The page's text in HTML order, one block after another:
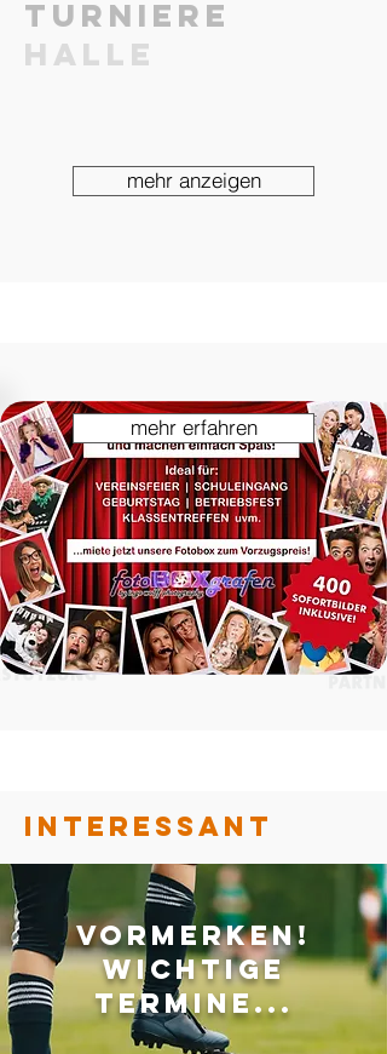
Turniere
Halle
mehr anzeigen
mehr erfahren
Interessant
Vormerken!
Wichtige
Termine...